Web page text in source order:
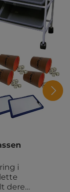
i
dere